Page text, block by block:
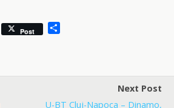
Post
e
Next Post
U-BT Cluj-Napoca – Dinamo,